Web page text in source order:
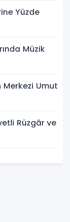
Yüzde
Müzik
Umut
Rüzgâr ve